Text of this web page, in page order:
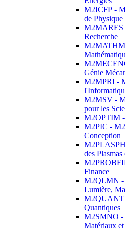
M2ICFP -
de
M2MARES
Recherche
Génie
M2MPRI -
M2MSV -
pour les
M2OPTIM
M2PIC -
Conception
des
Finance
M2QLMN -
Lumière,
Quantiques
M2SMNO -
Matériaux